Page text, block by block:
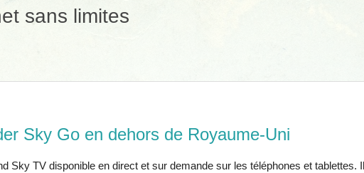
sans limites
Sky Go en dehors de Royaume-Uni
Sky TV disponible en direct et sur demande sur les téléphones et tablettes.